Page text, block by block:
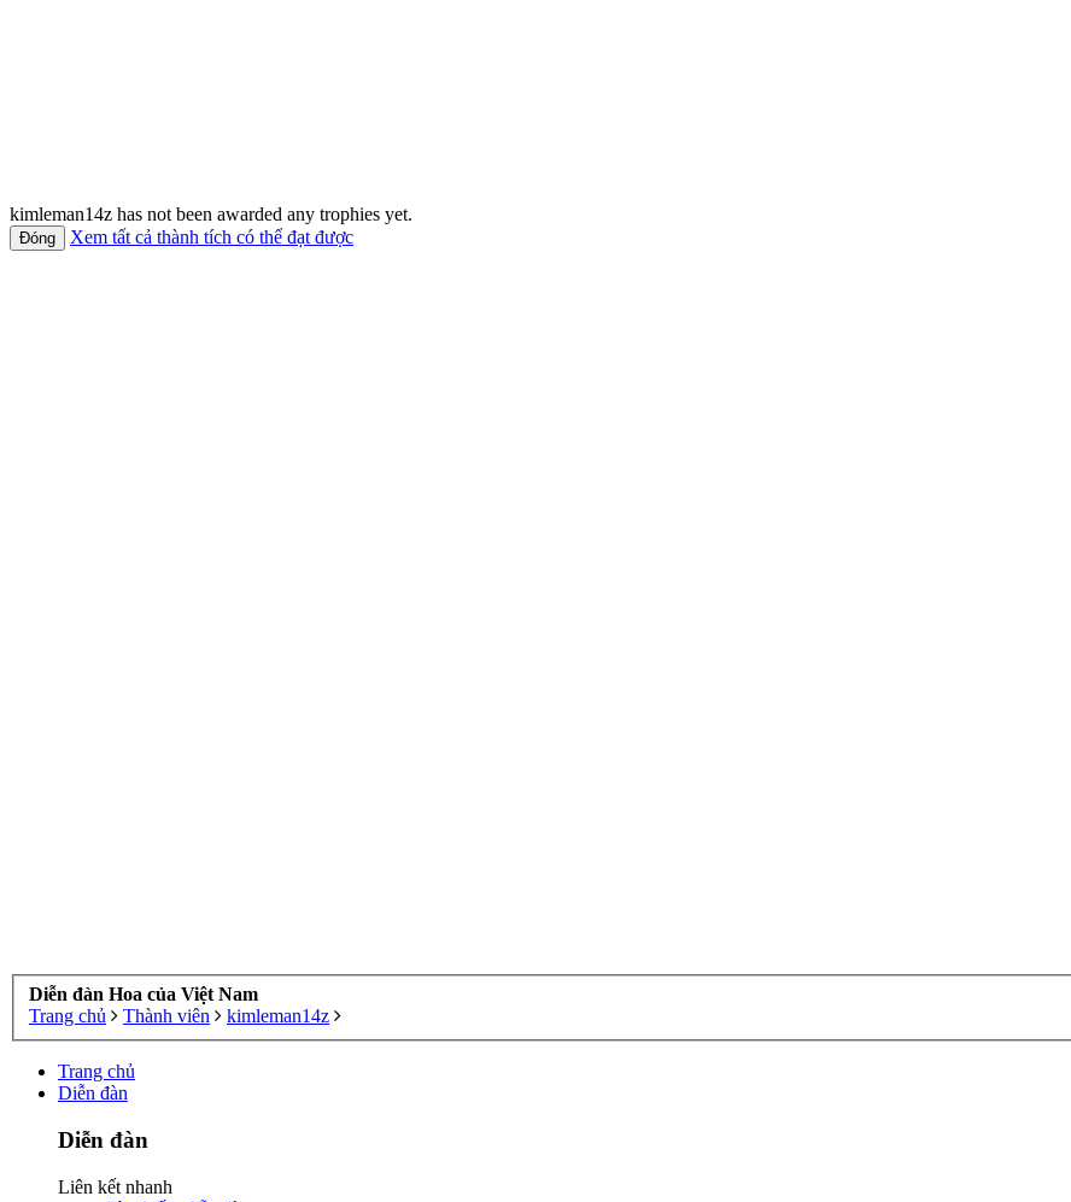
kimleman14z has not been awarded any trophies yet.
Xem tất cả thành tích có thể đạt được
Diễn đàn Hoa của Việt Nam
Trang chủ
Thành viên kimleman14z
Trang chủ
Diễn đàn
Diễn đàn
Liên kết nhanh